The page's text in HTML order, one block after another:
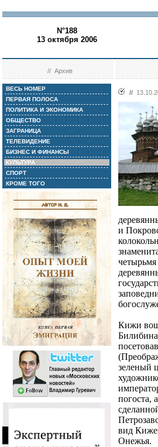
N°188
13 октября 2006
//Архив
ВЕСЬ НОМЕР
ПЕРВАЯ ПОЛОСА
ПОЛИТИКА И ЭКОНОМИКА
ОБЩЕСТВО
ЗАГРАНИЦА
ТЕЛЕВИДЕНИЕ
БИЗНЕС И ФИНАНСЫ
КУЛЬТУРА
СПОРТ
КРОМЕ ТОГО
//
и
Кижи
зеленый
погоста,
вид
Онежья.